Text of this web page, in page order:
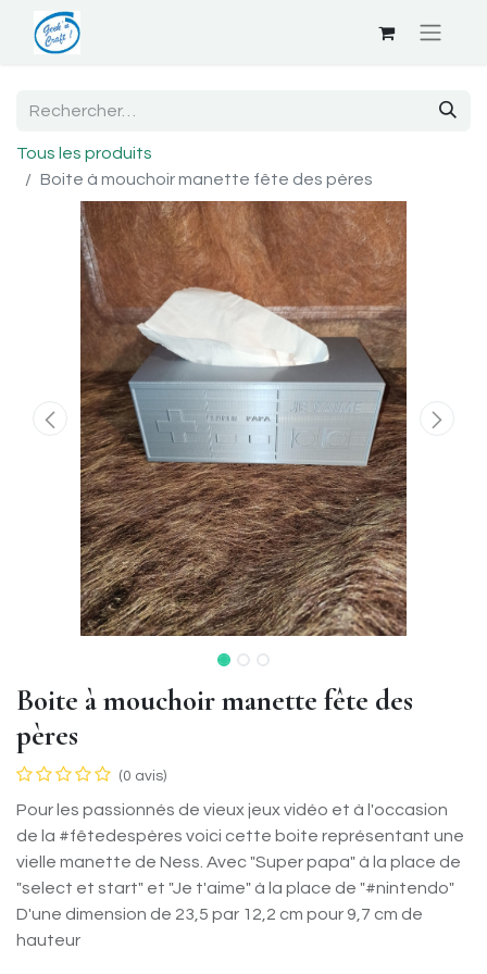
Tous les produits
Boite à mouchoir manette fête des pères
Boite à mouchoir manette fête des
pères
(0 avis)
Pour les passionnés de vieux jeux vidéo et à l'occasion
de la #fêtedespères voici cette boite représentant une
vielle manette de Ness. Avec "Super papa" à la place de
"select et start" et "Je t'aime" à la place de "#nintendo"
D'une dimension de 23,5 par 12,2 cm pour 9,7 cm de
hauteur